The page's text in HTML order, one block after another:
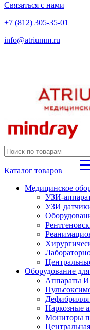
Связаться с нами
+7 (812) 305-35-01
info@atriumm.ru
Каталог товаров
Медицинское
УЗИ-
УЗИ
Оборудование
Аппараты
Наркозные
Мониторы